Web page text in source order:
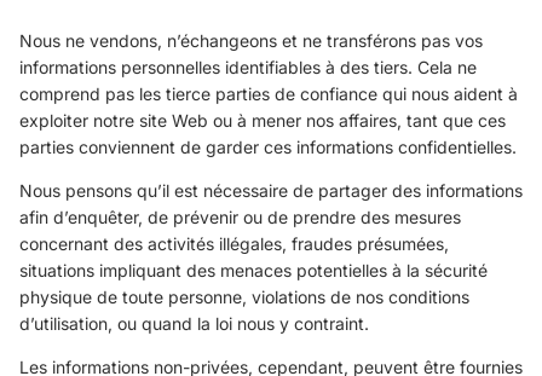
Nous ne vendons, n’échangeons et ne transférons pas vos
informations personnelles identifiables à des tiers. Cela ne
comprend pas les tierce parties de confiance qui nous aident à
exploiter notre site Web ou à mener nos affaires, tant que ces
parties conviennent de garder ces informations confidentielles.
Nous pensons qu’il est nécessaire de partager des informations
afin d’enquêter, de prévenir ou de prendre des mesures
concernant des activités illégales, fraudes présumées,
situations impliquant des menaces potentielles à la sécurité
physique de toute personne, violations de nos conditions
d’utilisation, ou quand la loi nous y contraint.
Les informations non-privées, cependant, peuvent être fournies